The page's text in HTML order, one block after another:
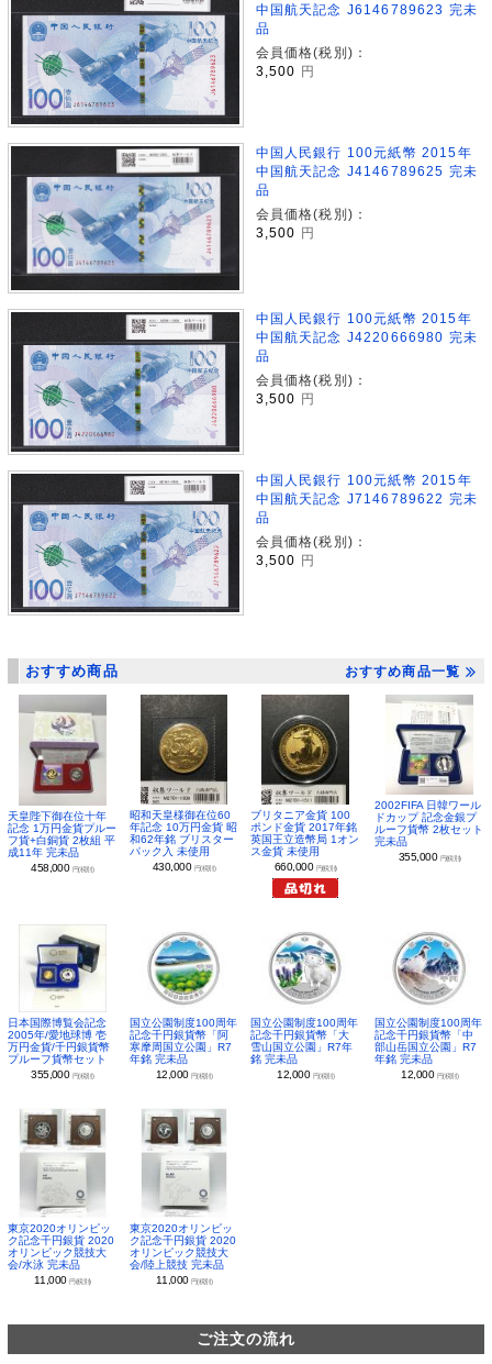
中国航天記念 J6146789623 完未
品
会員価格(税別)：
3,500
円
中国人民銀行 100元紙幣 2015年
中国航天記念 J4146789625 完未
品
会員価格(税別)：
3,500
円
中国人民銀行 100元紙幣 2015年
中国航天記念 J4220666980 完未
品
会員価格(税別)：
3,500 円
中国人民銀行 100元紙幣 2015年
中国航天記念 J7146789622 完未
品
会員価格(税別)：
3,500 円
おすすめ商品 おすすめ商品一覧
天皇陛下御在位十年
記念 1万円金貨プルー
フ貨+白銅貨 2枚組 平
成11年 完未品
458,000 円(税別)
昭和天皇様御在位60
年記念 10万円金貨 昭
和62年銘 ブリスター
パック入 未使用
430,000 円(税別)
ブリタニア金貨 100
ポンド金貨 2017年銘
英国王立造幣局 1オン
ス金貨 未使用
660,000 円(税別)
2002FIFA 日韓ワール
ドカップ 記念金銀プ
ルーフ貨幣 2枚セット
完未品
355,000 円(税別)
日本国際博覧会記念
2005年/愛地球博 壱
万円金貨/千円銀貨幣
プルーフ貨幣セット
355,000 円(税別)
国立公園制度100周年
記念千円銀貨幣「阿
寒摩周国立公園」R7
年銘 完未品
12,000 円(税別)
国立公園制度100周年
記念千円銀貨幣「大
雪山国立公園」R7年
銘 完未品
12,000 円(税別)
国立公園制度100周年
記念千円銀貨幣「中
部山岳国立公園」R7
年銘 完未品
12,000 円(税別)
東京2020オリンピッ
ク記念千円銀貨 2020
オリンピック競技大
会/水泳 完未品
11,000円(税別)
東京2020オリンピッ
ク記念千円銀貨 2020
オリンピック競技大
会/陸上競技 完未品
11,000 円(税別)
ご注文の流れ